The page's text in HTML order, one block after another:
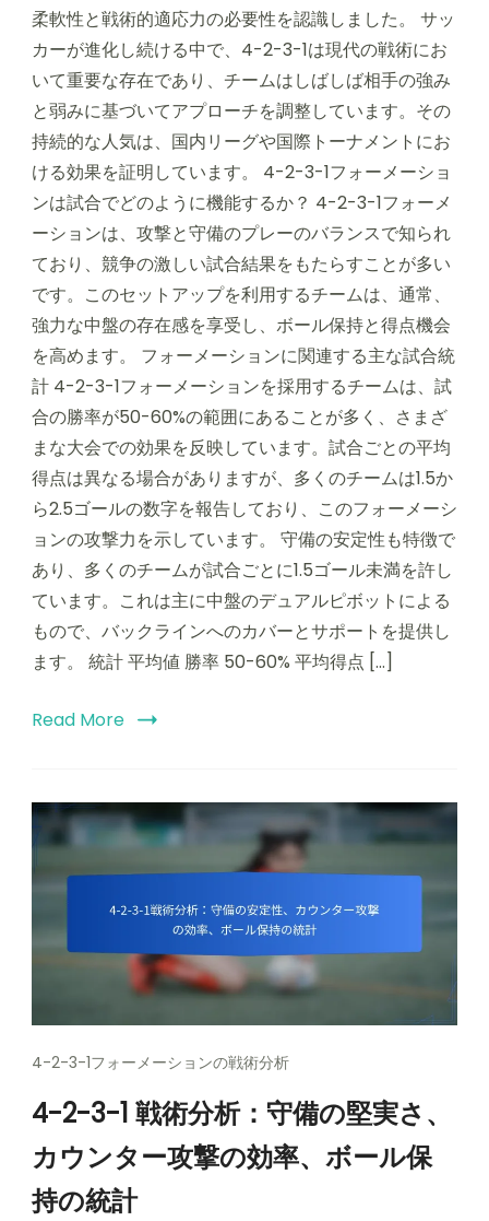
柔軟性と戦術的適応力の必要性を認識しました。 サッ
カーが進化し続ける中で、4-2-3-1は現代の戦術にお
いて重要な存在であり、チームはしばしば相手の強み
と弱みに基づいてアプローチを調整しています。その
持続的な人気は、国内リーグや国際トーナメントにお
ける効果を証明しています。 4-2-3-1フォーメーショ
ンは試合でどのように機能するか？ 4-2-3-1フォーメ
ーションは、攻撃と守備のプレーのバランスで知られ
ており、競争の激しい試合結果をもたらすことが多い
です。このセットアップを利用するチームは、通常、
強力な中盤の存在感を享受し、ボール保持と得点機会
を高めます。 フォーメーションに関連する主な試合統
計 4-2-3-1フォーメーションを採用するチームは、試
合の勝率が50-60%の範囲にあることが多く、さまざ
まな大会での効果を反映しています。試合ごとの平均
得点は異なる場合がありますが、多くのチームは1.5か
ら2.5ゴールの数字を報告しており、このフォーメーシ
ョンの攻撃力を示しています。 守備の安定性も特徴で
あり、多くのチームが試合ごとに1.5ゴール未満を許し
ています。これは主に中盤のデュアルピボットによる
もので、バックラインへのカバーとサポートを提供し
ます。 統計 平均値 勝率 50-60% 平均得点 […]
Read More
4-2-3-1フォーメーションの戦術分析
4-2-3-1 戦術分析：守備の堅実さ、
カウンター攻撃の効率、ボール保
持の統計